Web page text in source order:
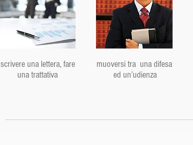
scrivere una lettera, fare
una trattativa
muoversi tra una difesa
ed un’udienza